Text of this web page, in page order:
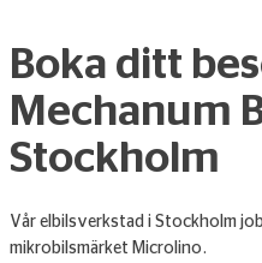
Boka ditt
Mechanum
Stockholm
Vår elbilsverkstad i Stockholm
mikrobilsmärket Microlino.